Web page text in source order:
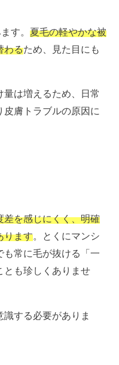
す。夏毛の軽やかな被
わるため、見た目にも
は増えるため、日常
膚トラブルの原因に
差を感じにくく、明確
ります。とくにマンシ
も常に毛が抜ける「一
とも珍しくありませ
する必要がありま